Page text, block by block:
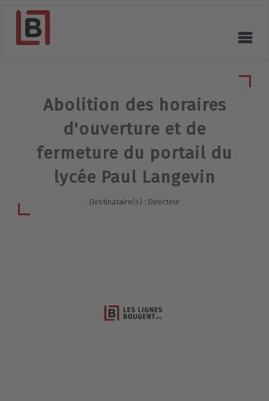
Abolition des horaires
d'ouverture et de
fermeture du portail du
lycée Paul Langevin
Destinataire(s) : Directeur